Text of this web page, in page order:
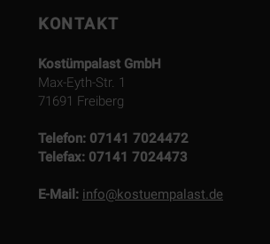
KONTAKT
Kostümpalast GmbH
Max-Eyth-Str. 1
71691 Freiberg
Telefon: 07141 7024472
Telefax: 07141 7024473
E-Mail: info@kostuempalast.de